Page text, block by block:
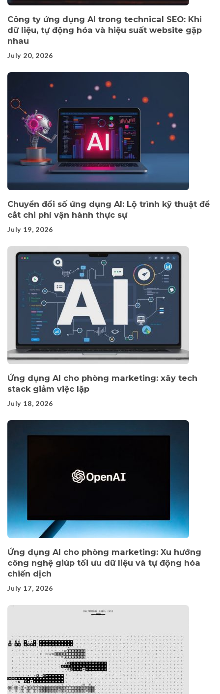
Công ty ứng dụng AI trong technical SEO: Khi
dữ liệu, tự động hóa và hiệu suất website gặp
nhau
July 20, 2026
Chuyển đổi số ứng dụng AI: Lộ trình kỹ thuật để
cắt chi phí vận hành thực sự
July 19, 2026
Ứng dụng AI cho phòng marketing: xây tech
stack giảm việc lặp
July 18, 2026
Ứng dụng AI cho phòng marketing: Xu hướng
công nghệ giúp tối ưu dữ liệu và tự động hóa
chiến dịch
July 17, 2026